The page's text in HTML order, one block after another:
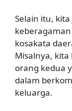
Selain itu,
kosakata
Misalnya,
orang kedua
dalam
keluarga.